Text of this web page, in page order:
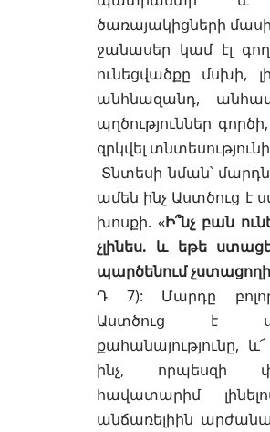
ծառայակիցների
ջանասեր կամ էլ
ունեցվածքը մսխի,
անհնազանդ,
պղծություններ
զրկվել
Տնտեսի նման՝ մարդն
ամեն ինչ Աստծուց է
խոսքի. «Ի՞նչ բան
չլինես. և եթե
պարծենում
Դ 7): Մարդը
Աստծուց է
քահանայությունը,
ինչ, որպեսզի
հավատարիմ
անճառելիին